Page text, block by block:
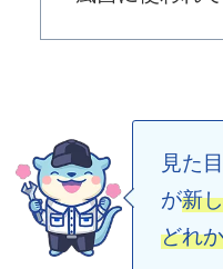
見た
が新
どれ